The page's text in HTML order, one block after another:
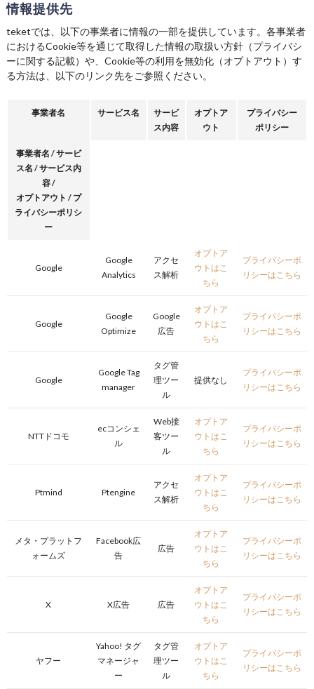
情報提供先
teketでは、以下の事業者に情報の一部を提供しています。各事業者
におけるCookie等を通じて取得した情報の取扱い方針（プライバシ
ーに関する記載）や、Cookie等の利用を無効化（オプトアウト）す
る方法は、以下のリンク先をご参照ください。
事業者名 サービス名
サービ
ス内容
オプトア
ウト
プライバシー
ポリシー
事業者名 / サービ
ス名 / サービス内
容 /
オプトアウト / プ
ライバシーポリシ
ー
Google
Google
Analytics
アクセ
ス解析
オプトア
ウトはこ
ちら
プライバシーポ
リシーはこちら
Google
Google
Optimize
Google
広告
オプトア
ウトはこ
ちら
プライバシーポ
リシーはこちら
Google
Google Tag
manager
タグ管
理ツー
ル
提供なし
プライバシーポ
リシーはこちら
NTTドコモ
ecコンシェ
ル
Web接
客ツー
ル
オプトア
ウトはこ
ちら
プライバシーポ
リシーはこちら
Ptmind Ptengine
アクセ
ス解析
オプトア
ウトはこ
ちら
プライバシーポ
リシーはこちら
メタ・プラットフ
ォームズ
Facebook広
告
広告
オプトア
ウトはこ
ちら
プライバシーポ
リシーはこちら
X X広告 広告
オプトア
ウトはこ
ちら
プライバシーポ
リシーはこちら
ヤフー
Yahoo! タグ
マネージャ
ー
タグ管
理ツー
ル
オプトア
ウトはこ
ちら
プライバシーポ
リシーはこちら